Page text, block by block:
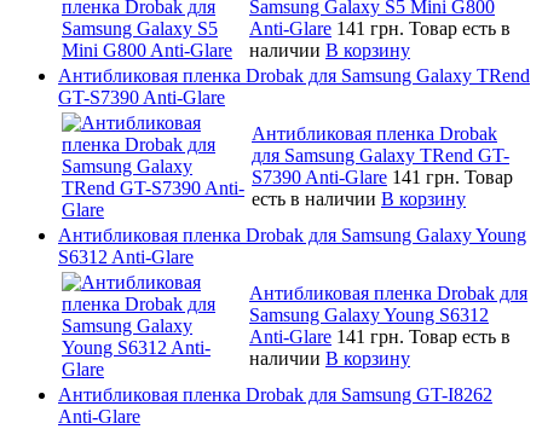
Samsung Galaxy S5 Mini G800
Anti-Glare 141 грн. Товар есть в
наличии В корзину
Антибликовая пленка Drobak для Samsung Galaxy TRend
GT-S7390 Anti-Glare
Антибликовая пленка Drobak
для Samsung Galaxy TRend GT-
S7390 Anti-Glare 141 грн. Товар
есть в наличии В корзину
Антибликовая пленка Drobak для Samsung Galaxy Young
S6312 Anti-Glare
Антибликовая пленка Drobak для
Samsung Galaxy Young S6312
Anti-Glare 141 грн. Товар есть в
наличии В корзину
Антибликовая пленка Drobak для Samsung GT-I8262
Anti-Glare